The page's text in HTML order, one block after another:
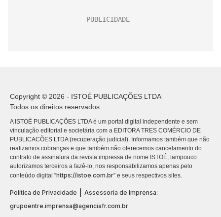
Copyright © 2026 - ISTOÉ PUBLICAÇÕES LTDA
Todos os direitos reservados.
A ISTOÉ PUBLICAÇÕES LTDA é um portal digital independente e sem
vinculação editorial e societária com a EDITORA TRES COMÉRCIO DE
PUBLICACÕES LTDA (recuperação judicial). Informamos também que não
realizamos cobranças e que também não oferecemos cancelamento do
contrato de assinatura da revista impressa de nome ISTOÉ, tampouco
autorizamos terceiros a fazê-lo, nos responsabilizamos apenas pelo
conteúdo digital “https://istoe.com.br” e seus respectivos sites.
Política de Privacidade
Assessoria de Imprensa:
grupoentre.imprensa@agenciafr.com.br